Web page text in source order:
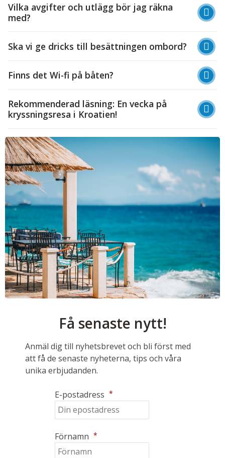
Vilka avgifter och utlägg bör jag räkna
med?
Ska vi ge dricks till besättningen ombord?
Finns det Wi-fi på båten?
Rekommenderad läsning: En vecka på
kryssningsresa i Kroatien!
Få senaste nytt!
Anmäl dig till nyhetsbrevet och bli först med
att få de senaste nyheterna, tips och våra
unika erbjudanden.
E-postadress *
Förnamn *